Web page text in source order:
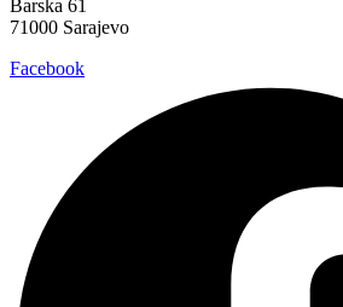
Barska 61
71000 Sarajevo
Facebook